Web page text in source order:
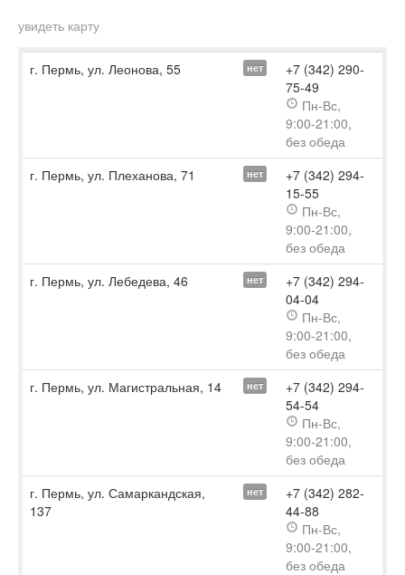
увидеть карту
г. Пермь, ул. Леонова, 55 нет
+7 (342) 290-
75-49
Пн-Вс,
9:00-21:00,
без обеда
г. Пермь, ул. Плеханова, 71
нет
+7 (342) 294-
15-55
Пн-Вс,
9:00-21:00,
без обеда
г. Пермь, ул. Лебедева, 46
нет
+7 (342) 294-
04-04
Пн-Вс,
9:00-21:00,
без обеда
г. Пермь, ул. Магистральная, 14
нет
+7 (342) 294-
54-54
Пн-Вс,
9:00-21:00,
без обеда
г. Пермь, ул. Самаркандская,
137
нет
+7 (342) 282-
44-88
Пн-Вс,
9:00-21:00,
без обеда